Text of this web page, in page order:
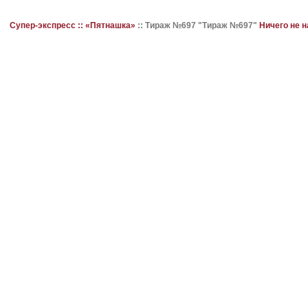
Супер-экспресс :: «Пятнашка» :: Тираж №697 "Тираж №697" Ничего не